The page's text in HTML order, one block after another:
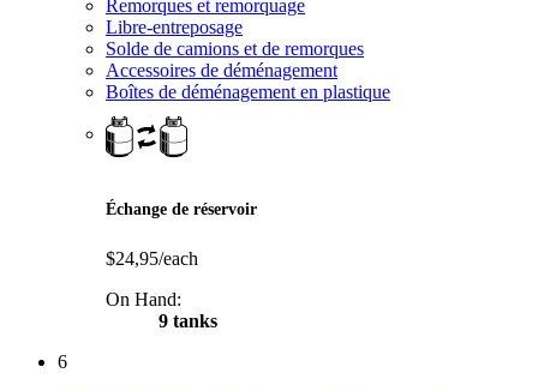
Remorques et remorquage
Libre-entreposage
Solde de camions et de remorques
Accessoires de déménagement
Boîtes de déménagement en plastique
Échange de réservoir
$24,95/each
On Hand:
9 tanks
6